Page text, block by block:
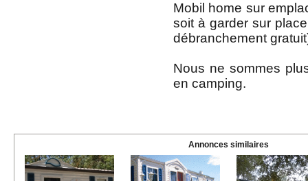
Mobil home sur
soit à garder sur
débranchement
Nous ne sommes
en camping.
Annonces similaires